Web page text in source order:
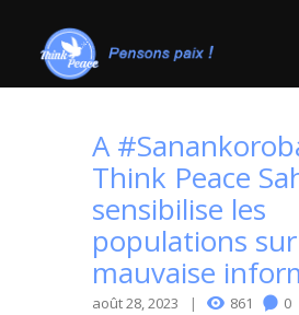
A
Think Peace
sensibilise les
populations
mauvaise
août 28, 2023 861 0